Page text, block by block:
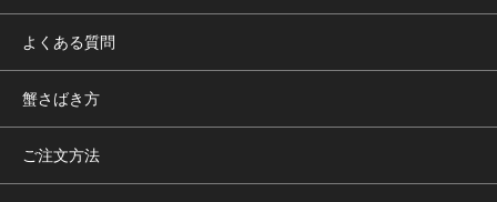
よくある質問
蟹さばき方
ご注文方法